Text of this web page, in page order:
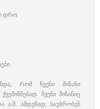
დრო
რომ ჩვენი მიზანი
ჩვენი მიზანიც
ა.შ. ამდენად, საუბრობენ